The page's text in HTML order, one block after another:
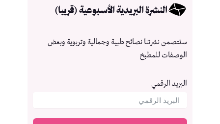
النشرة البريدية الأسبوعية (قريبا)
ستتصمن نشرتنا نصائح طبية وجمالية وتربوية وبعض
الوصفات للمطبخ
البريد الرقمي